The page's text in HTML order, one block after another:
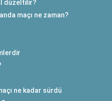
düzeltilir?
maçı ne zaman?
ne kadar sürdü